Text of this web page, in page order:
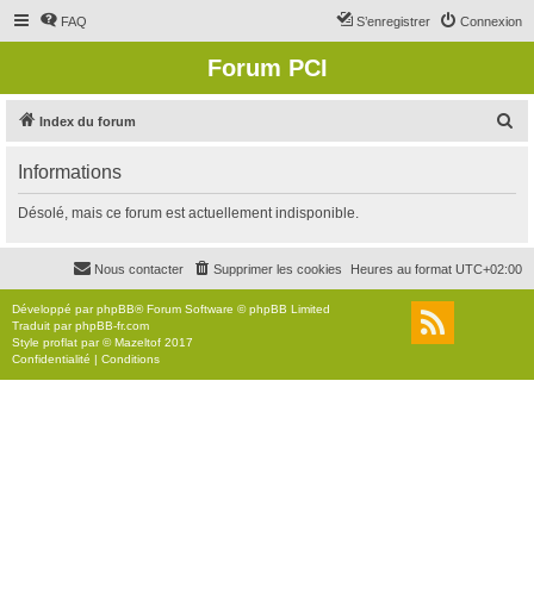
FAQ Connexion
S’enregistrer
Forum PCI
Index du forum
r
c
r
Informations
Désolé, mais ce forum est actuellement indisponible.
Heures au format UTC+02:00
Supprimer les cookies
Nous contacter
Développé parphpBB® Forum Software © phpBB Limited
Traduit parphpBB-fr.com
Style proflat par ©Mazeltof 2017
Confidentialité | Conditions